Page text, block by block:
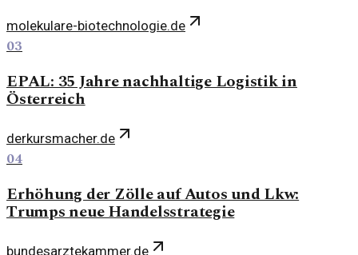
molekulare-biotechnologie.de
03
EPAL: 35 Jahre nachhaltige Logistik in
Österreich
derkursmacher.de
04
Erhöhung der Zölle auf Autos und Lkw:
Trumps neue Handelsstrategie
bundesarztekammer.de